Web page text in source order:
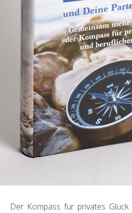
Der Kompass für privates Glück